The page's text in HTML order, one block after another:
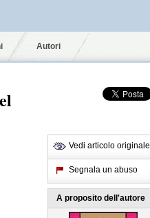
Autori
Vedi articolo originale
Segnala un abuso
A proposito dell'autore